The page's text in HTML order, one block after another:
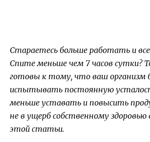
Стараетесь больше работать и
Спите меньше чем 7 часов сутки?
готовы к тому, что ваш организм
испытывать постоянную
меньше уставать и повысить
не в ущерб собственному здоровью
этой статьи.